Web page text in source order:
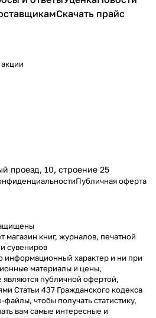
Скачать прайс
проезд, 10, строение 25
Публичная оферта
магазин книг, журналов, печатной
сувениров
информационный характер и ни при
материалы и цены,
публичной офертой,
Статьи 437 Гражданского кодекса
чтобы получать статистику,
вам самые интересные и